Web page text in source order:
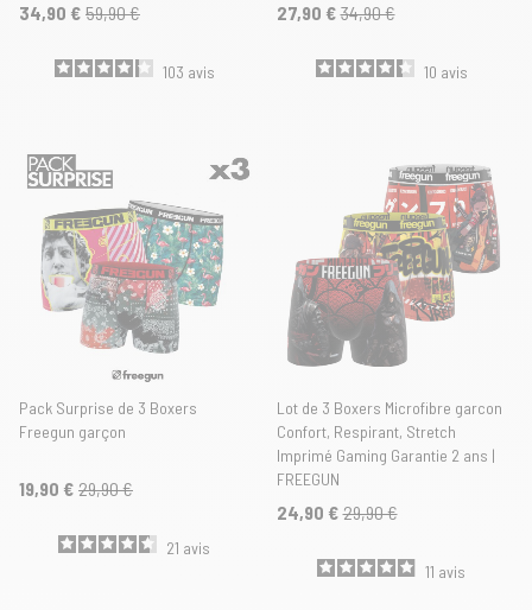
34,90 € 59,90 €
103 avis
27,90 € 34,90 €
10 avis
Pack Surprise de 3 Boxers
Freegun garçon
19,90 € 29,90 €
21 avis
Lot de 3 Boxers Microfibre garcon
Confort, Respirant, Stretch
Imprimé Gaming Garantie 2 ans |
FREEGUN
24,90 € 29,90 €
11 avis